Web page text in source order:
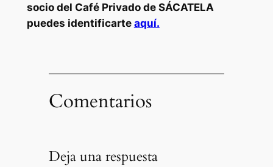
socio del Café Privado de SÁCATELA
puedes identificarte aquí.
Comentarios
Deja una respuesta